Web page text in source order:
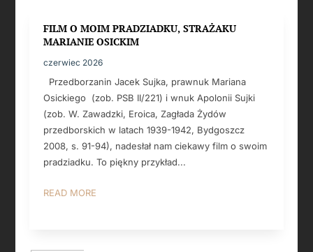
FILM O MOIM PRADZIADKU, STRAŻAKU
MARIANIE OSICKIM
czerwiec 2026
Przedborzanin Jacek Sujka, prawnuk Mariana
Osickiego (zob. PSB II/221) i wnuk Apolonii Sujki
(zob. W. Zawadzki, Eroica, Zagłada Żydów
przedborskich w latach 1939-1942, Bydgoszcz
2008, s. 91-94), nadesłał nam ciekawy film o swoim
pradziadku. To piękny przykład...
READ MORE